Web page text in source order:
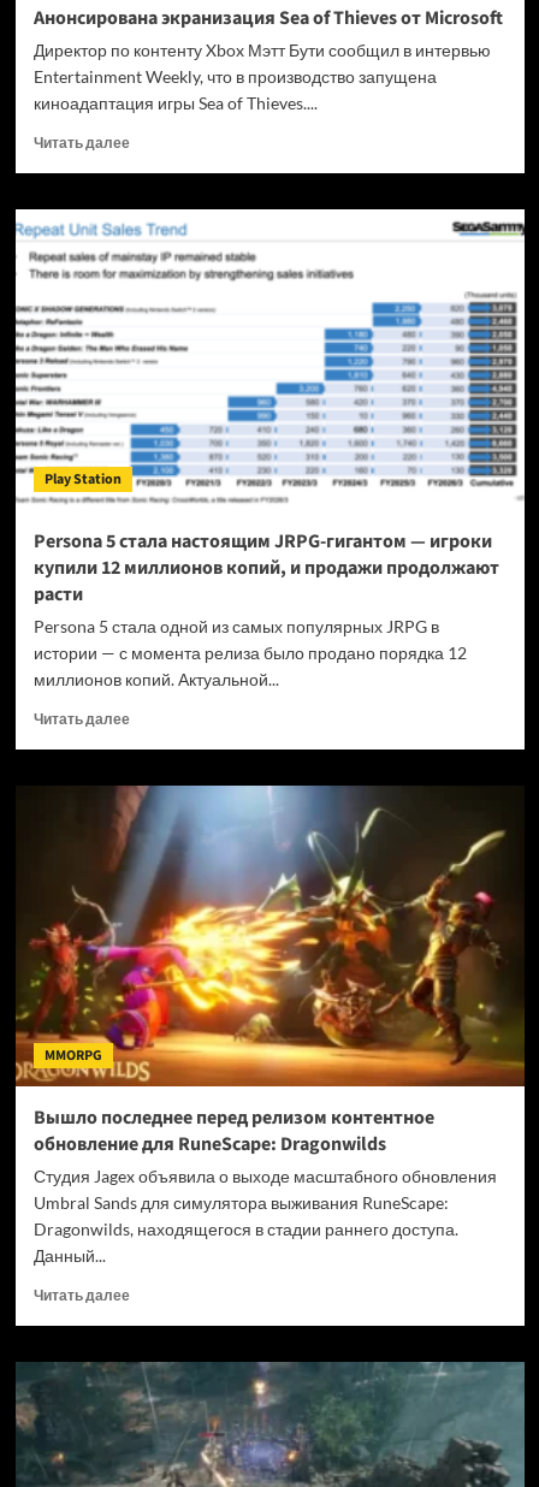
для
ПК
Анонсирована экранизация Sea of Thieves от Microsoft
Директор по контенту Xbox Мэтт Бути сообщил в интервью
Entertainment Weekly, что в производство запущена
киноадаптация игры Sea of Thieves....
Читать далееПрочитать
Анонсирована
экранизация
Sea
of
Microsoft
Play Station
Persona 5 стала настоящим JRPG-гигантом — игроки
купили 12 миллионов копий, и продажи продолжают
расти
Persona 5 стала одной из самых популярных JRPG в
истории — с момента релиза было продано порядка 12
миллионов копий. Актуальной...
Читать далееПрочитать
Persona
5
стала
настоящим
JRPG-
гигантом
—
игроки
купили
12
миллионов
копий,
и
продажи
расти
MMORPG
Вышло последнее перед релизом контентное
обновление для RuneScape: Dragonwilds
Студия Jagex объявила о выходе масштабного обновления
Umbral Sands для симулятора выживания RuneScape:
Dragonwilds, находящегося в стадии раннего доступа.
Данный...
Читать далееПрочитать
Вышло
последнее
перед
релизом
контентное
обновление